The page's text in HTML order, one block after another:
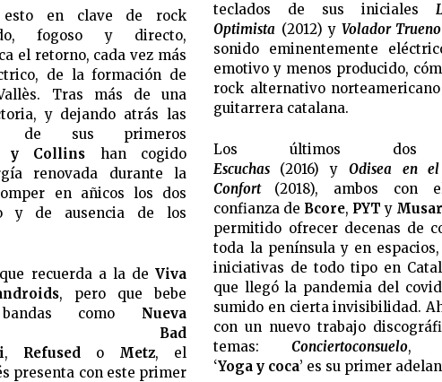
esto en clave de rock
fogoso y directo,
el retorno, cada vez más
de la formación de
Tras más de una
y dejando atrás las
de sus primeros
y Collins han cogido
renovada durante la
en añicos los dos
y de ausencia de los
recuerda a la de Viva
, pero que bebe
como Nueva
Bad
, Refused o Metz, el
presenta con este primer
teclados de sus iniciales
Optimista (2012) yVolador Trueno
sonido eminentemente
emotivo y menos producido,
rock alternativo
guitarrera catalana.
Los últimos dos
Escuchas (2016) yOdisea en
Confort (2018), ambos con
confianza de Bcore, PYTy
permitido ofrecer decenas de
toda la península y en
iniciativas de todo tipo en
que llegó la pandemia del
sumido en cierta invisibilidad.
con un nuevo trabajo
temas:Conciertoconsuelo,
‘Yoga y coca’ es su primer